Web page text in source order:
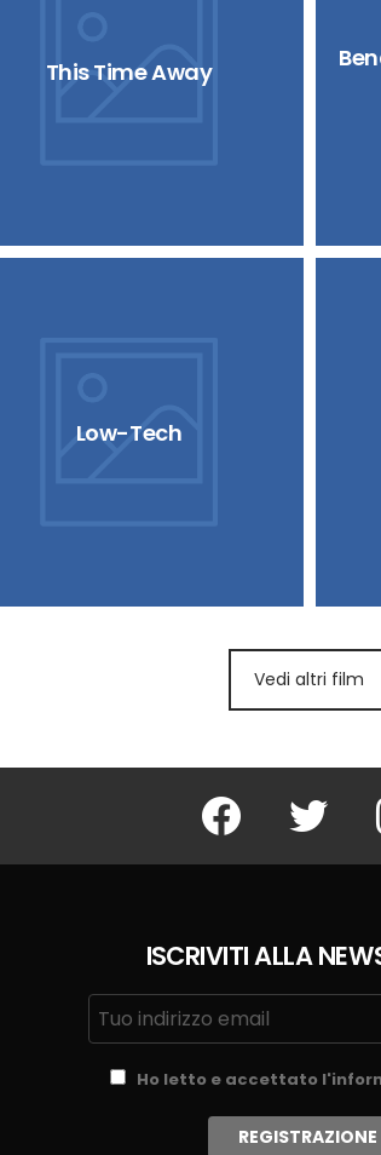
This Time Away
Low-Tech
Vedi altri film
Facebook Twitter
ISCRIVITI ALLA
Ho letto e accettato